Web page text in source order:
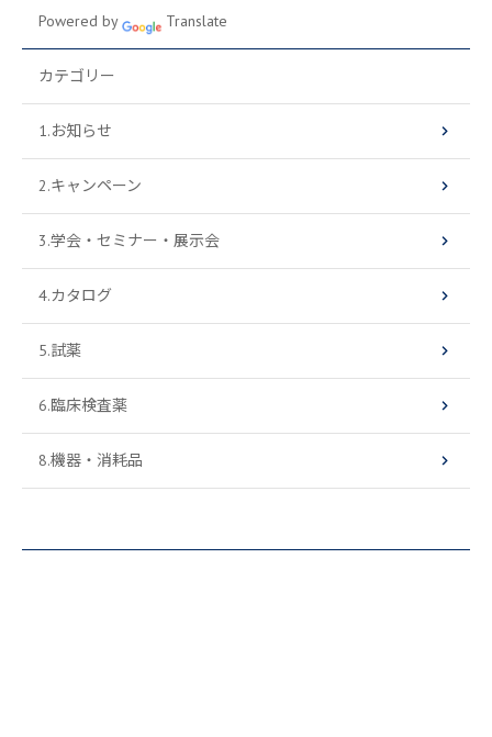
Powered by Translate
カテゴリー
1.お知らせ
2.キャンペーン
3.学会・セミナー・展示会
4.カタログ
5.試薬
6.臨床検査薬
8.機器・消耗品